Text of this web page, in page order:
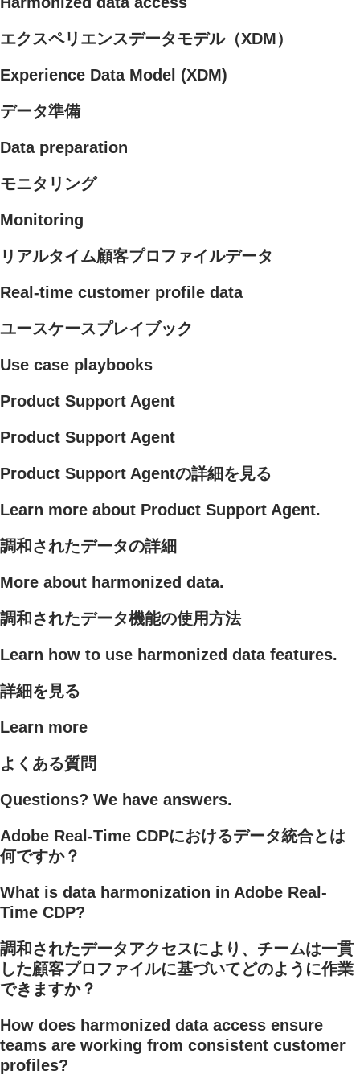
エクスペリエンスデータモデル（XDM）
Experience Data Model (XDM)
データ準備
Data preparation
モニタリング
Monitoring
リアルタイム顧客プロファイルデータ
Real-time customer profile data
ユースケースプレイブック
Use case playbooks
Product Support Agent
Product Support Agent
Product Support Agentの詳細を見る
Learn more about Product Support Agent.
調和されたデータの詳細
More about harmonized data.
調和されたデータ機能の使用方法
Learn how to use harmonized data features.
詳細を見る
Learn more
よくある質問
Questions? We have answers.
Adobe Real-Time CDPにおけるデータ統合とは
何ですか？
What is data harmonization in Adobe Real-
Time CDP?
調和されたデータアクセスにより、チームは一貫
した顧客プロファイルに基づいてどのように作業
できますか？
How does harmonized data access ensure
teams are working from consistent customer
profiles?